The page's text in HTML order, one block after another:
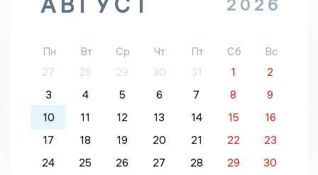
2026
Пн Вт Ср Чт Пт Сб
Вс
27
28 29 30 31 1
2
3
4 5 6 7 8
9
10
11 12 13 14 15
16
17
18 19 20 21 22
23
24
25 26 27 28 29
30